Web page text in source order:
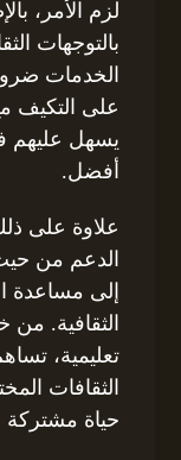
لزم الأمر،
بالتوجهات
الخدمات
على التكيف
يسهل عليهم
أفضل.
علاوة على
الدعم من
إلى مساعدة
الثقافية.
تعليمية،
الثقافات
حياة مشتركة